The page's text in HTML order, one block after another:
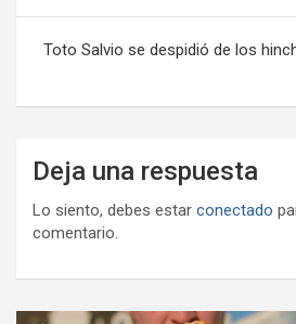
entradas
Toto Salvio se despidió de los
Deja una respuesta
Lo siento, debes estar conectado
comentario.